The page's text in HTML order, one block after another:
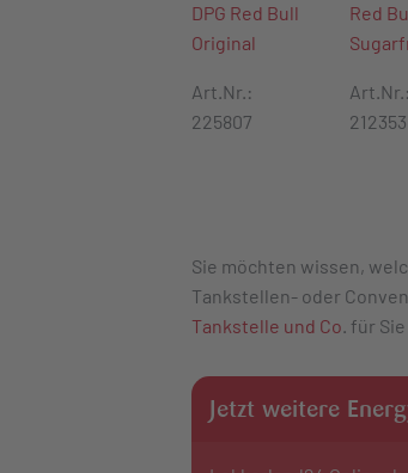
DPG Red Bull
Original
Art.Nr.:
225807
Red
Art.Nr.:
212353
Sie möchten wissen,
Tankstellen- oder
Tankstelle und Co. für
Jetzt weitere